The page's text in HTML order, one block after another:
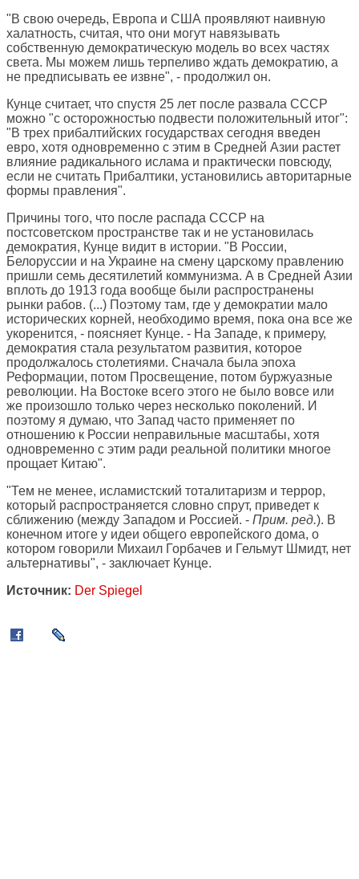
"В свою очередь, Европа и США проявляют наивную
халатность, считая, что они могут навязывать
собственную демократическую модель во всех частях
света. Мы можем лишь терпеливо ждать демократию, а
не предписывать ее извне", - продолжил он.
Кунце считает, что спустя 25 лет после развала СССР
можно "с осторожностью подвести положительный итог":
"В трех прибалтийских государствах сегодня введен
евро, хотя одновременно с этим в Средней Азии растет
влияние радикального ислама и практически повсюду,
если не считать Прибалтики, установились авторитарные
формы правления".
Причины того, что после распада СССР на
постсоветском пространстве так и не установилась
демократия, Кунце видит в истории. "В России,
Белоруссии и на Украине на смену царскому правлению
пришли семь десятилетий коммунизма. А в Средней Азии
вплоть до 1913 года вообще были распространены
рынки рабов. (...) Поэтому там, где у демократии мало
исторических корней, необходимо время, пока она все же
укоренится, - поясняет Кунце. - На Западе, к примеру,
демократия стала результатом развития, которое
продолжалось столетиями. Сначала была эпоха
Реформации, потом Просвещение, потом буржуазные
революции. На Востоке всего этого не было вовсе или
же произошло только через несколько поколений. И
поэтому я думаю, что Запад часто применяет по
отношению к России неправильные масштабы, хотя
одновременно с этим ради реальной политики многое
прощает Китаю".
"Тем не менее, исламистский тоталитаризм и террор,
который распространяется словно спрут, приведет к
сближению (между Западом и Россией. - Прим. ред.). В
конечном итоге у идеи общего европейского дома, о
котором говорили Михаил Горбачев и Гельмут Шмидт, нет
альтернативы", - заключает Кунце.
Источник: Der Spiegel